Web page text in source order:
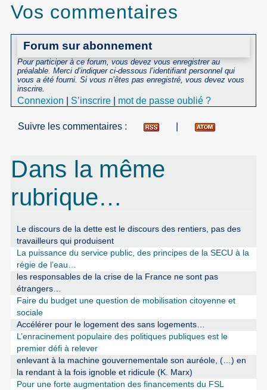
Vos commentaires
Forum sur abonnement
Pour participer à ce forum, vous devez vous enregistrer au
préalable. Merci d’indiquer ci-dessous l’identifiant personnel qui
vous a été fourni. Si vous n’êtes pas enregistré, vous devez vous
inscrire.
Connexion S’inscrire mot de passe oublié ?
Suivre les commentaires :
Dans la même
rubrique…
Le discours de la dette est le discours des rentiers, pas des
travailleurs qui produisent
La puissance du service public, des principes de la SECU à la
régie de l’eau…
les responsables de la crise de la France ne sont pas
étrangers…
Faire du budget une question de mobilisation citoyenne et
sociale
Accélérer pour le logement des sans logements…
L’enracinement populaire des politiques publiques est le
premier défi à relever
enlevant à la machine gouvernementale son auréole, (…) en
la rendant à la fois ignoble et ridicule (K. Marx)
Pour une forte augmentation des financements du FSL